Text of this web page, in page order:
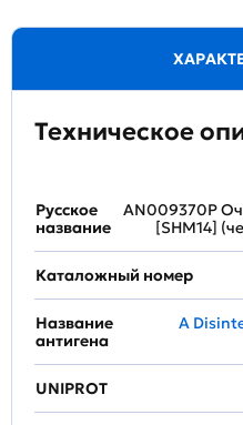
Техническое
Русское
название
AN009370P
[SHM14]
Каталожный номер
Название
антигена
A
UNIPROT